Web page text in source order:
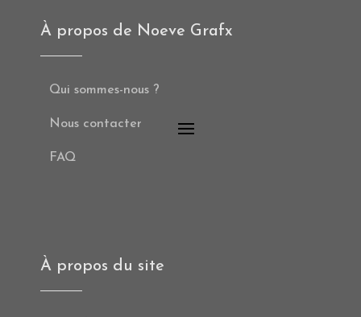
À propos de Noeve Grafx
Qui sommes-nous ?
Nous contacter
FAQ
À propos du site